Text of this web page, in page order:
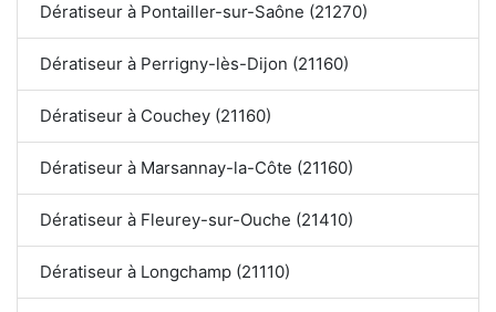
Dératiseur à Pontailler-sur-Saône (21270)
Dératiseur à Perrigny-lès-Dijon (21160)
Dératiseur à Couchey (21160)
Dératiseur à Marsannay-la-Côte (21160)
Dératiseur à Fleurey-sur-Ouche (21410)
Dératiseur à Longchamp (21110)